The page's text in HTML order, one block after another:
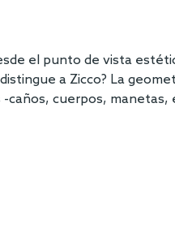
el punto de vista
a Zicco? La
cuerpos,